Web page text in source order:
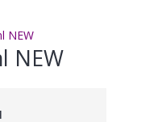
NEW
NEW